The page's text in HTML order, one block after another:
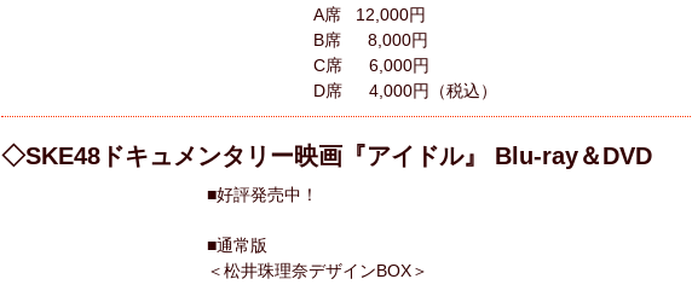
A席 12,000円
B席 8,000円
C席 6,000円
D席 4,000円（税込）
◇SKE48ドキュメンタリー映画『アイドル』 Blu-ray＆DVD
■好評発売中！
■通常版
＜松井珠理奈デザインBOX＞